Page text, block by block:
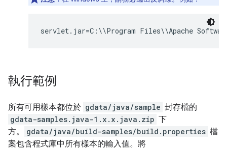
servlet.jar=C:\\Program Files\\Apache
執行範例
所有可用樣本都位於 gdata/java/sample 封存檔的
gdata-samples.java-1.x.x.java.zip 下
方。
gdata/java/build-samples/build.properties 檔
案包含程式庫中所有樣本的輸入值。將